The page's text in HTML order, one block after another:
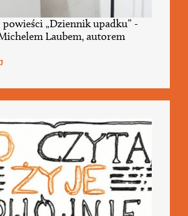
„Dziennik upadku” -
Laubem, autorem